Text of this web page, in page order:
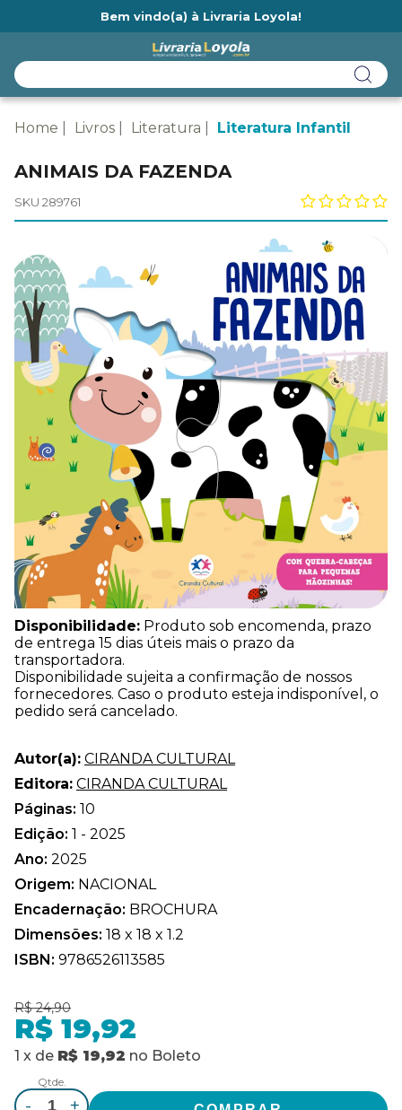
Bem vindo(a) à Livraria Loyola!
Home Livros Literatura Literatura Infantil
ANIMAIS DA FAZENDA
SKU 289761
Disponibilidade: Produto sob encomenda, prazo
de entrega 15 dias úteis mais o prazo da
transportadora.
Disponibilidade sujeita a confirmação de nossos
fornecedores. Caso o produto esteja indisponível, o
pedido será cancelado.
Autor(a): CIRANDA CULTURAL
Editora: CIRANDA CULTURAL
Páginas: 10
Edição: 1 - 2025
Ano: 2025
Origem: NACIONAL
Encadernação: BROCHURA
Dimensões: 18 x 18 x 1.2
ISBN: 9786526113585
R$ 24,90
R$ 19,92
1 x de R$ 19,92 no Boleto
Qtde.
- +